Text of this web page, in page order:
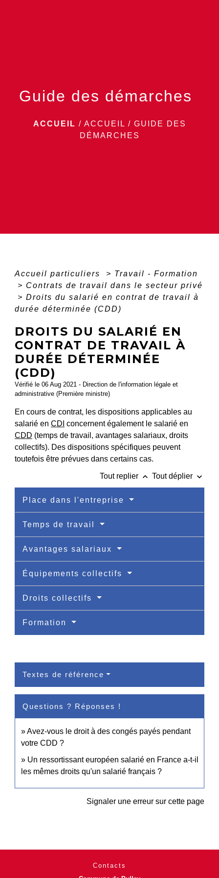
Guide des démarches
ACCUEIL / ACCUEIL / GUIDE DES
DÉMARCHES
Accueil particuliers > Travail - Formation
> Contrats de travail dans le secteur privé
> Droits du salarié en contrat de travail à
durée déterminée (CDD)
DROITS DU SALARIÉ EN
CONTRAT DE TRAVAIL À
DURÉE DÉTERMINÉE
(CDD)
Vérifié le 06 Aug 2021 - Direction de l'information légale et
administrative (Première ministre)
En cours de contrat, les dispositions applicables au
salarié en CDI concernent également le salarié en
CDD (temps de travail, avantages salariaux, droits
collectifs). Des dispositions spécifiques peuvent
toutefois être prévues dans certains cas.
Tout replier keyboard_arrow_up Tout déplier keyboard_arrow_down
Place dans l'entreprise
Temps de travail
Avantages salariaux
Équipements collectifs
Droits collectifs
Formation
Textes de référence
Questions ? Réponses !
Avez-vous le droit à des congés payés pendant
votre CDD ?
Un ressortissant européen salarié en France a-t-il
les mêmes droits qu'un salarié français ?
Signaler une erreur sur cette page
Contacts